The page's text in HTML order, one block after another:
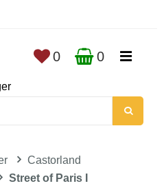
0 0
Castorland
Street of Paris I